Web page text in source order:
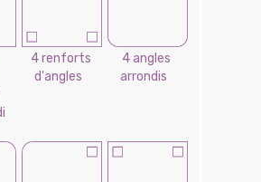
4 renforts
d'angles
4 angles
arrondis